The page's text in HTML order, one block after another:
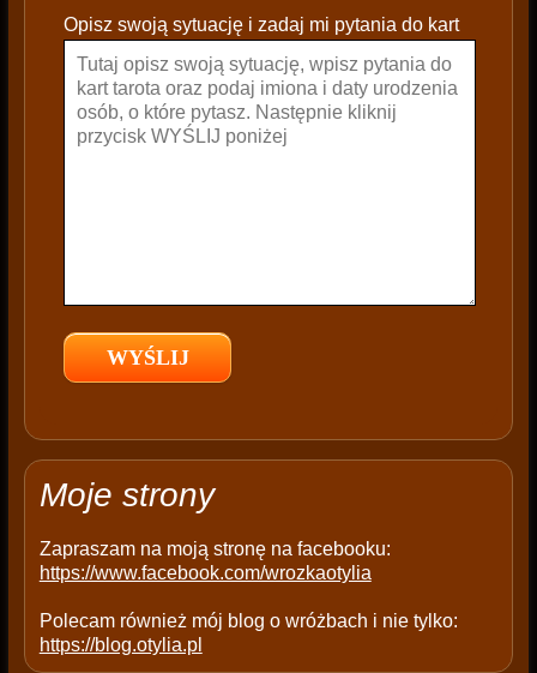
e
a
e
e
p
y
Opisz swoją sytuację i zadaj mi pytania do kart
Moje strony
Zapraszam na moją stronę na facebooku:
https://www.facebook.com/wrozkaotylia
Polecam również mój blog o wróżbach i nie tylko:
https://blog.otylia.pl